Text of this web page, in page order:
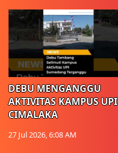
DEBU MENGANGGU
AKTIVITAS KAMPUS UPI
CIMALAKA
27 Jul 2026, 6:08 AM